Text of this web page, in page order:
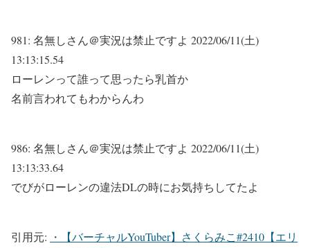
981: 名無しさん＠実況は禁止ですよ 2022/06/11(土)
13:13:15.54
ローレンって誰って思ったら乳首か
名前言われてもわからんわ
986: 名無しさん＠実況は禁止ですよ 2022/06/11(土)
13:13:33.64
でびがローレンの違法DLの時にお気持ちしてたよ
引用元: ・【バーチャルYouTuber】さくらみこ#2410【エリ